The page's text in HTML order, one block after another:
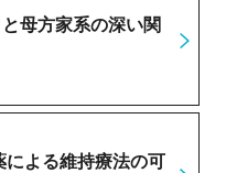
母方家系の深い関
よる維持療法の可